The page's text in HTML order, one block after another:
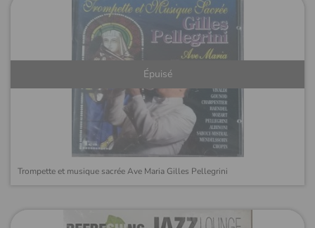
Épuisé
Trompette et musique sacrée Ave Maria Gilles Pellegrini